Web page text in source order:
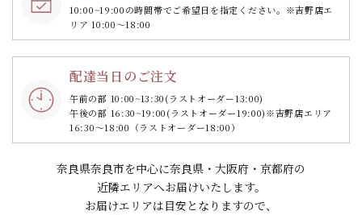
10:00~19:00の時間帯でご希望日を指定ください。 ※吉野店エ
リア 10:00～18:00
配達当日のご注文
午前の部 10:00~13:30(ラストオーダー13:00)
午後の部 16:30~19:00(ラストオーダー19:00)※吉野店エリア
16:30～18:00（ラストオーダー18:00）
奈良県奈良市を中心に奈良県・大阪府・京都府の
近隣エリアへお届けいたします。
お届けエリアは目安となりますので、